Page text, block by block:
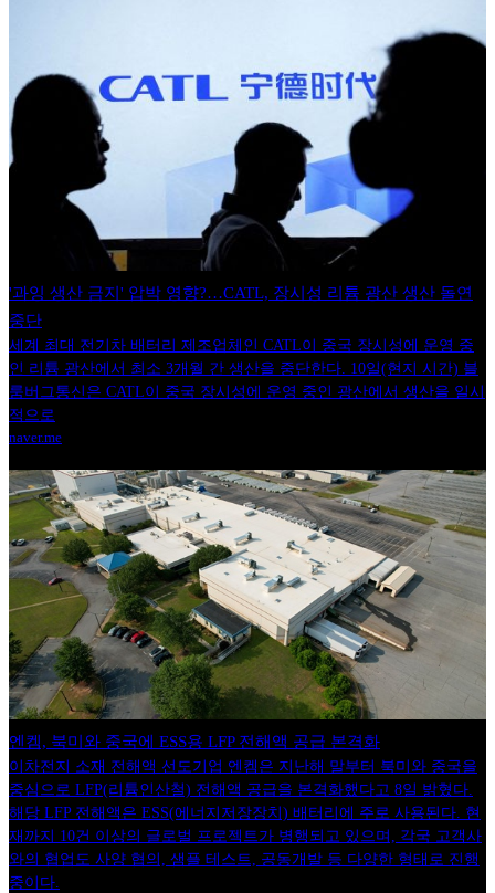
'과잉 생산 금지' 압박 영향?…CATL, 장시성 리튬 광산 생산 돌연
중단
세계 최대 전기차 배터리 제조업체인 CATL이 중국 장시성에 운영 중
인 리튬 광산에서 최소 3개월 간 생산을 중단한다. 10일(현지 시간) 블
룸버그통신은 CATL이 중국 장시성에 운영 중인 광산에서 생산을 일시
적으로
naver.me
엔켐, 북미와 중국에 ESS용 LFP 전해액 공급 본격화
이차전지 소재 전해액 선도기업 엔켐은 지난해 말부터 북미와 중국을
중심으로 LFP(리튬인산철) 전해액 공급을 본격화했다고 8일 밝혔다.
해당 LFP 전해액은 ESS(에너지저장장치) 배터리에 주로 사용된다. 현
재까지 10건 이상의 글로벌 프로젝트가 병행되고 있으며, 각국 고객사
와의 협업도 사양 협의, 샘플 테스트, 공동개발 등 다양한 형태로 진행
중이다.